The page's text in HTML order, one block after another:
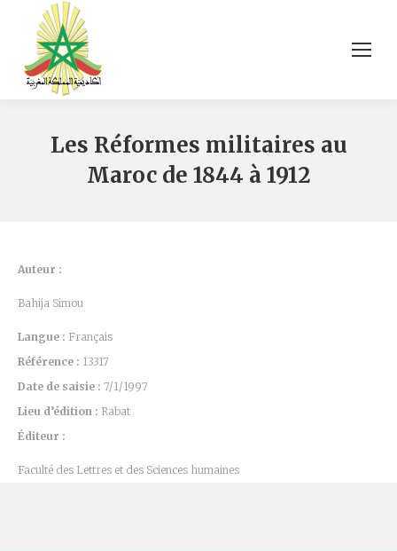
Les Réformes militaires au
Maroc de 1844 à 1912
Auteur :
Bahija Simou
Langue : Français
Référence : 13317
Date de saisie : 7/1/1997
Lieu d’édition : Rabat
Éditeur :
Faculté des Lettres et des Sciences humaines